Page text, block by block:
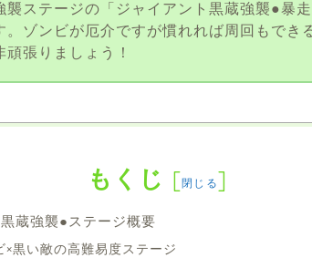
襲ステージの「ジャイアント黒蔵強襲●暴走
。ゾンビが厄介ですが慣れれば周回もでき
頑張りましょう！
もくじ [閉じる]
蔵強襲●ステージ概要
×黒い敵の高難易度ステージ